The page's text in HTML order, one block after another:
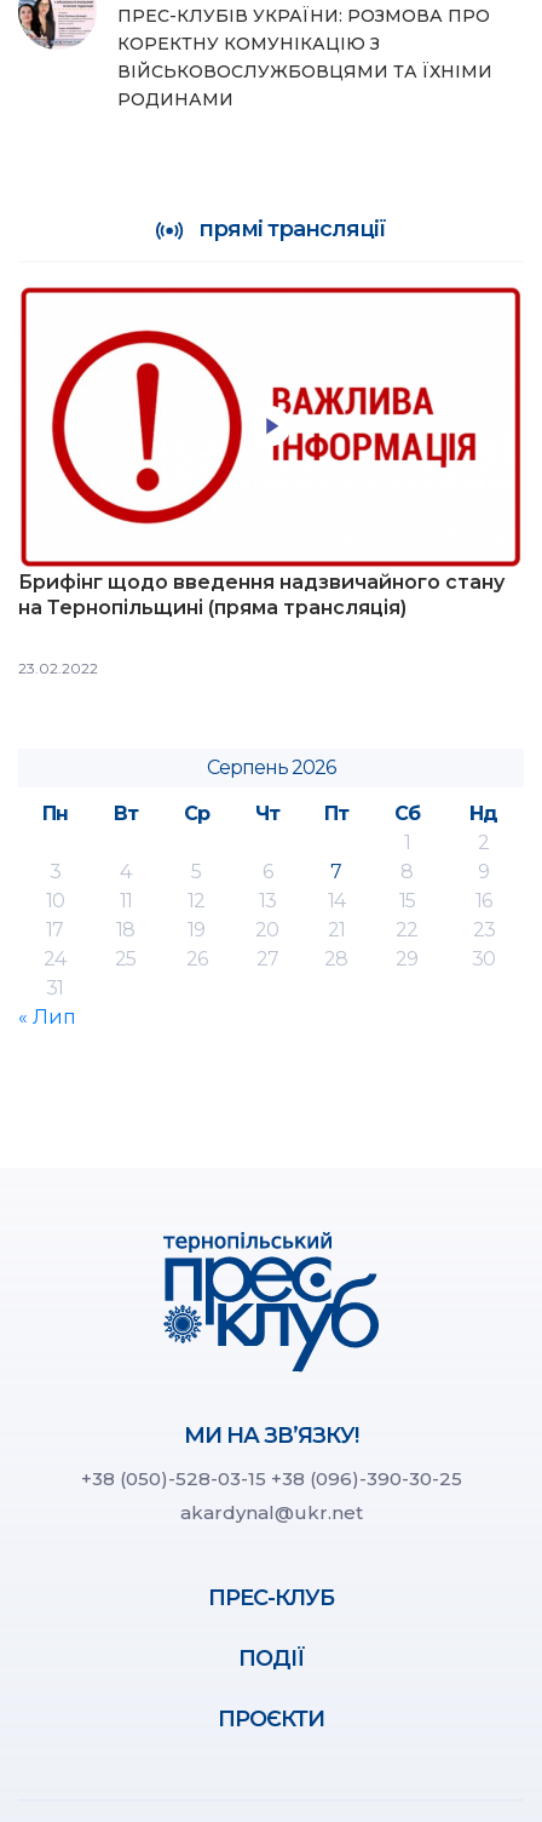
ПРЕС-КЛУБІВ УКРАЇНИ: РОЗМОВА ПРО
КОРЕКТНУ КОМУНІКАЦІЮ З
ВІЙСЬКОВОСЛУЖБОВЦЯМИ ТА ЇХНІМИ
РОДИНАМИ
прямі трансляції
Брифінг щодо введення надзвичайного стану
на Тернопільщині (пряма трансляція)
23.02.2022
Серпень 2026
Пн
Вт Ср Чт Пт Сб
Нд
1
2
3
4 5 6 7 8
9
10
11 12 13 14 15
16
17
18 19 20 21 22
23
24
25 26 27 28 29
30
31
« Лип
МИ НА ЗВ’ЯЗКУ!
+38 (050)-528-03-15 +38 (096)-390-30-25
akardynal@ukr.net
ПРЕС-КЛУБ
ПОДІЇ
ПРОЄКТИ